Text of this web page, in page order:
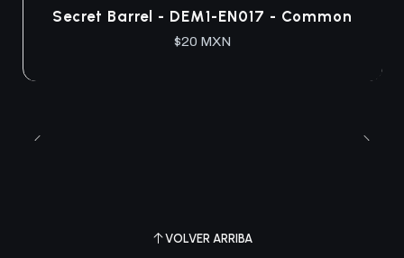
Secret Barrel - DEM1-EN017 - Common
$20 MXN
VOLVER ARRIBA